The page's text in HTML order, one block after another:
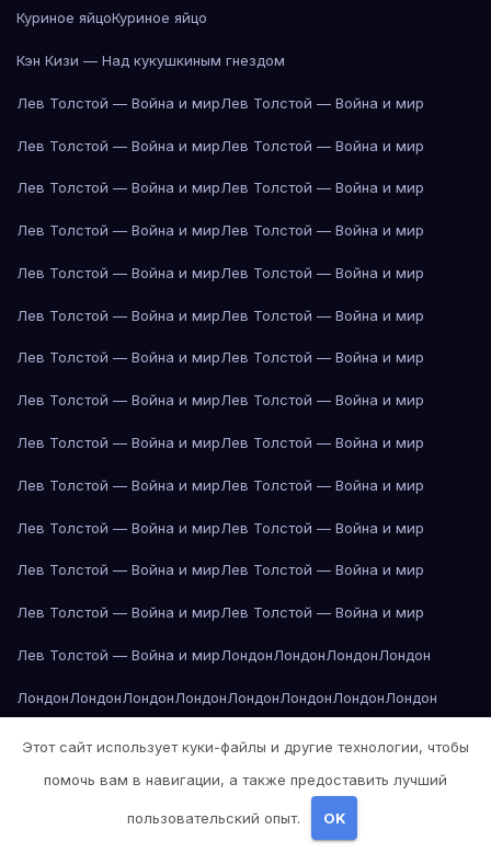
Куриное яйцоКуриное яйцо
Кэн Кизи — Над кукушкиным гнездом
Лев Толстой — Война и мирЛев Толстой — Война и мир
Лев Толстой — Война и мирЛев Толстой — Война и мир
Лев Толстой — Война и мирЛев Толстой — Война и мир
Лев Толстой — Война и мирЛев Толстой — Война и мир
Лев Толстой — Война и мирЛев Толстой — Война и мир
Лев Толстой — Война и мирЛев Толстой — Война и мир
Лев Толстой — Война и мирЛев Толстой — Война и мир
Лев Толстой — Война и мирЛев Толстой — Война и мир
Лев Толстой — Война и мирЛев Толстой — Война и мир
Лев Толстой — Война и мирЛев Толстой — Война и мир
Лев Толстой — Война и мирЛев Толстой — Война и мир
Лев Толстой — Война и мирЛев Толстой — Война и мир
Лев Толстой — Война и мирЛев Толстой — Война и мир
Лев Толстой — Война и мирЛондонЛондонЛондонЛондон
ЛондонЛондонЛондонЛондонЛондонЛондонЛондонЛондон
Лондон Лондон Лос-Анджелес Лос-Анджелес
Лос-АнджелесЛос-АнджелесЛос-АнджелесЛос-Анджелес
Лос-АнджелесЛос-АнджелесЛос-Анджелес
Этот сайт использует куки-файлы и другие технологии, чтобы
помочь вам в навигации, а также предоставить лучший
пользовательский опыт. OK